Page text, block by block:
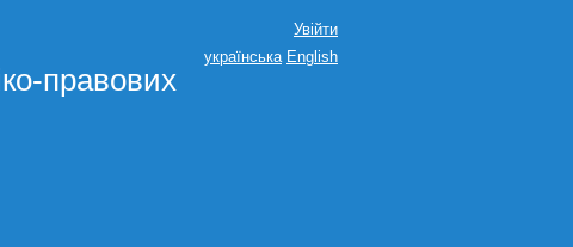
правових
Увійти
українська English